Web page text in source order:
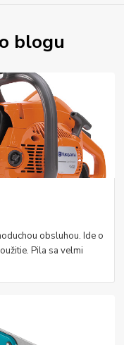
blogu
obsluhou. Ide o
Pila sa velmi